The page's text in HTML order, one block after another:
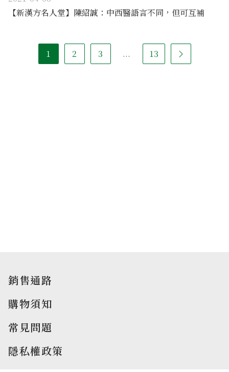
【新漢方名人堂】陳紹誠：中西醫語言不同，但可互補
1 2 3 ... 13
銷售通路
購物須知
常見問題
隱私權政策